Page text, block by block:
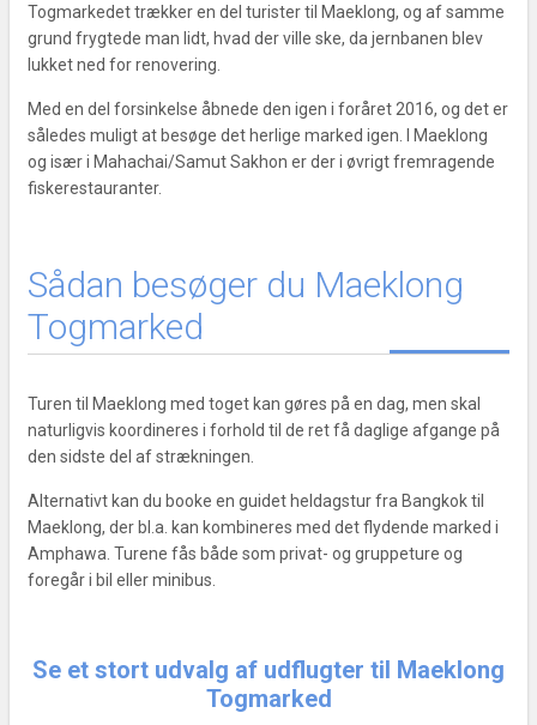
Togmarkedet trækker en del turister til Maeklong, og af samme
grund frygtede man lidt, hvad der ville ske, da jernbanen blev
lukket ned for renovering.
Med en del forsinkelse åbnede den igen i foråret 2016, og det er
således muligt at besøge det herlige marked igen. I Maeklong
og især i Mahachai/Samut Sakhon er der i øvrigt fremragende
fiskerestauranter.
Sådan besøger du Maeklong
Togmarked
Turen til Maeklong med toget kan gøres på en dag, men skal
naturligvis koordineres i forhold til de ret få daglige afgange på
den sidste del af strækningen.
Alternativt kan du booke en guidet heldagstur fra Bangkok til
Maeklong, der bl.a. kan kombineres med det flydende marked i
Amphawa. Turene fås både som privat- og gruppeture og
foregår i bil eller minibus.
Se et stort udvalg af udflugter til Maeklong
Togmarked